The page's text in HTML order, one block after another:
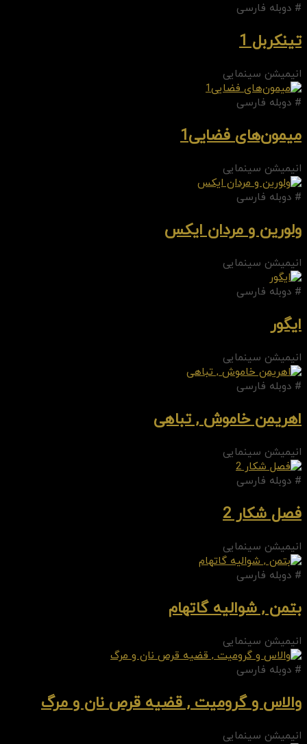
# دوبله فارسی
تینکربل 1
انیمیشن سینمایی
# دوبله فارسی
میمون‌های فضایی1
انیمیشن سینمایی
# دوبله فارسی
ولورین و مردان ایکس
انیمیشن سینمایی
# دوبله فارسی
ایگور
انیمیشن سینمایی
# دوبله فارسی
اهریمن خاموش , تباهی
انیمیشن سینمایی
# دوبله فارسی
فصل شکار 2
انیمیشن سینمایی
# دوبله فارسی
بتمن , شوالیه گاتهام
انیمیشن سینمایی
# دوبله فارسی
والاس و گرومیت , قضیه قرص نان و مرگ
انیمیشن سینمایی